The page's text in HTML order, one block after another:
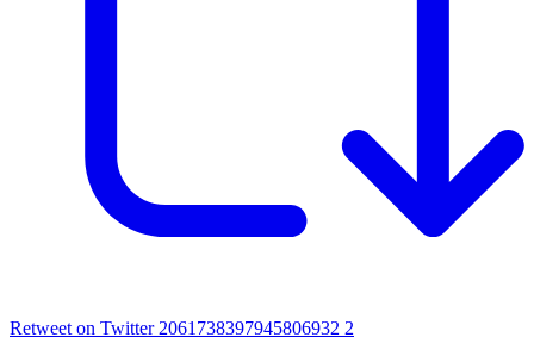
Retweet on Twitter 2061738397945806932 2